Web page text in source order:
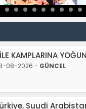
KAMPLARINA
08-2026 - GÜNCEL
Suudi